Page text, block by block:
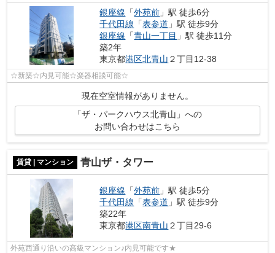
銀座線 「外苑前 」駅 徒歩6分
千代田線 「表参道 」駅 徒歩9分
銀座線 「青山一丁目 」駅 徒歩11分
築2年
東京都港区北青山 ２丁目12-38
☆新築☆内見可能☆楽器相談可能☆
現在空室情報がありません。
「ザ・パークハウス北青山」への
お問い合わせはこちら
賃貸 | マンション 青山ザ・タワー
銀座線 「外苑前 」駅 徒歩5分
千代田線 「表参道 」駅 徒歩9分
築22年
東京都港区南青山 ２丁目29-6
外苑西通り沿いの高級マンション♪内見可能です★